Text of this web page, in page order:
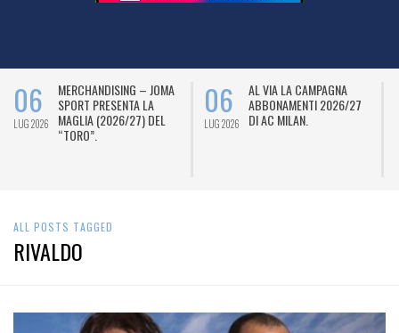
06
LUG 2026
MERCHANDISING – JOMA
SPORT PRESENTA LA
MAGLIA (2026/27) DEL
“TORO”.
06
LUG 2026
AL VIA LA CAMPAGNA
ABBONAMENTI 2026/27
DI AC MILAN.
ALL POSTS TAGGED
RIVALDO